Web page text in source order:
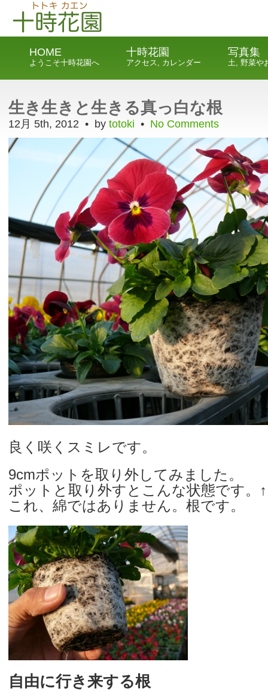
HOME
ようこそ十時花園へ
十時花園
アクセス, カレンダー
写真集
土, 野菜や
生き生きと生きる真っ白な根
12月 5th, 2012 • by totoki • No Comments
良く咲くスミレです。
9cmポットを取り外してみました。
ポットと取り外すとこんな状態です。↑
これ、綿ではありません。根です。
自由に行き来する根